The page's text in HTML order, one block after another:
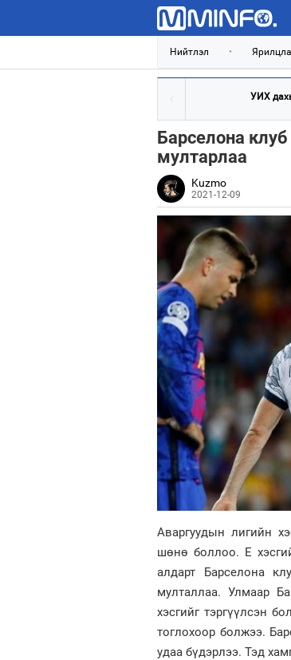
Нийтлэл •
УИХ
Барселона клуб
мултарлаа
Kuzmo
2021-12-09
Аваргуудын лигийн
шөнө боллоо. Е
алдарт Барселона
мулталлаа. Улмаар
хэсгийг тэргүүлсэн
тоглохоор болжээ.
удаа бүдэрлээ. Тэд